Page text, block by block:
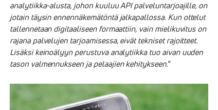
analytiikka-alusta, johon kuuluu API palveluntarjoajille, on
jotain täysin ennennäkemätöntä jalkapallossa. Kun ottelut
tallennetaan digitaaliseen formaattiin, vain mielikuvitus on
rajana palvelujen tarjoamisessa, eivät tekniset rajoitteet.
Lisäksi keinoälyyn perustuva analytiikka tuo aivan uuden
tason valmennukseen ja pelaajien kehitykseen.”